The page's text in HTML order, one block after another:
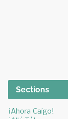
Sections
¡Ahora Caigo!